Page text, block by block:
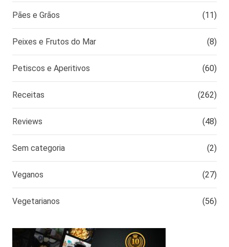
Pães e Grãos (11)
Peixes e Frutos do Mar (8)
Petiscos e Aperitivos (60)
Receitas (262)
Reviews (48)
Sem categoria (2)
Veganos (27)
Vegetarianos (56)